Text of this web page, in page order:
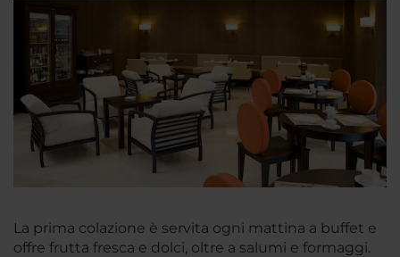
La prima colazione è servita ogni mattina a buffet e
offre frutta fresca e dolci, oltre a salumi e formaggi.